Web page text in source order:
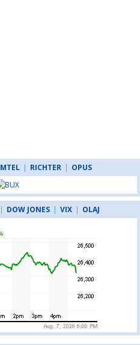
MTEL | RICHTER | OPUS
| DOW JONES | VIX | OLAJ